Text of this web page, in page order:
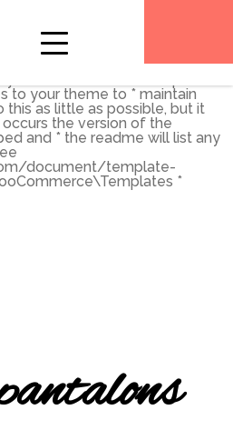
is a post type archive * * This
by copying it to
archive-product.php. * *
will need to
to your theme to * maintain
as little as possible, but it
the version of the
and * the readme will list any
document/template-
*